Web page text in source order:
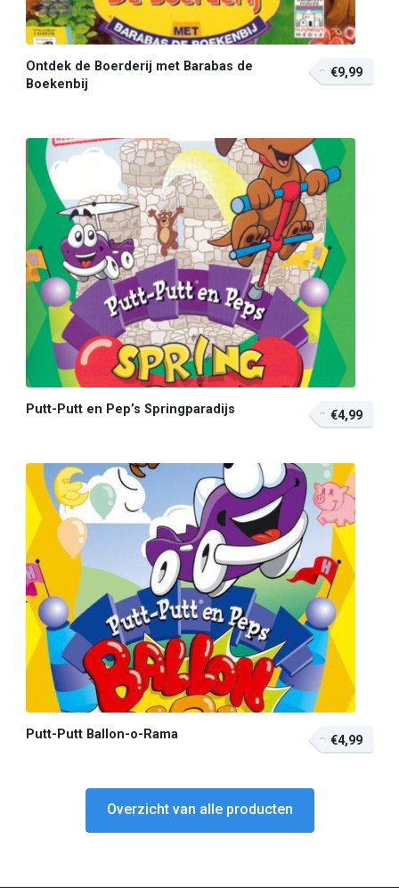
Ontdek de Boerderij met Barabas de
Boekenbij
€9,99
Putt-Putt en Pep’s Springparadijs €4,99
Putt-Putt Ballon-o-Rama €4,99
Overzicht van alle producten